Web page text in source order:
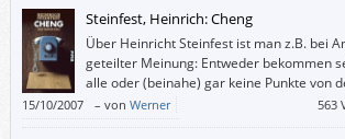
Steinfest, Heinrich: Cheng
Über Heinricht Steinfest ist man z.B. bei
geteilter Meinung: Entweder bekommen
alle oder (beinahe) gar keine Punkte von
Tatsächlich treibt Steinfest das, was man
österreichischen Krimi typisiert hat, auf die Spitze.
15/10/2007 – von Werner 563